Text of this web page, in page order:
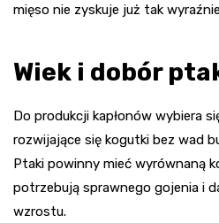
mięso nie zyskuje już tak
Wiek i dobór
Do produkcji kapłonów wybiera
rozwijające się kogutki bez wad
Ptaki powinny mieć wyrównaną
potrzebują sprawnego gojenia i
wzrostu.